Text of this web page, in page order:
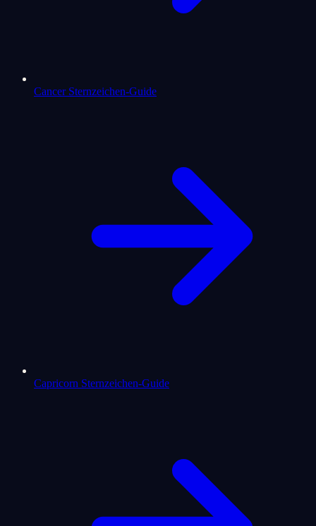
Cancer Sternzeichen-Guide
Capricorn Sternzeichen-Guide